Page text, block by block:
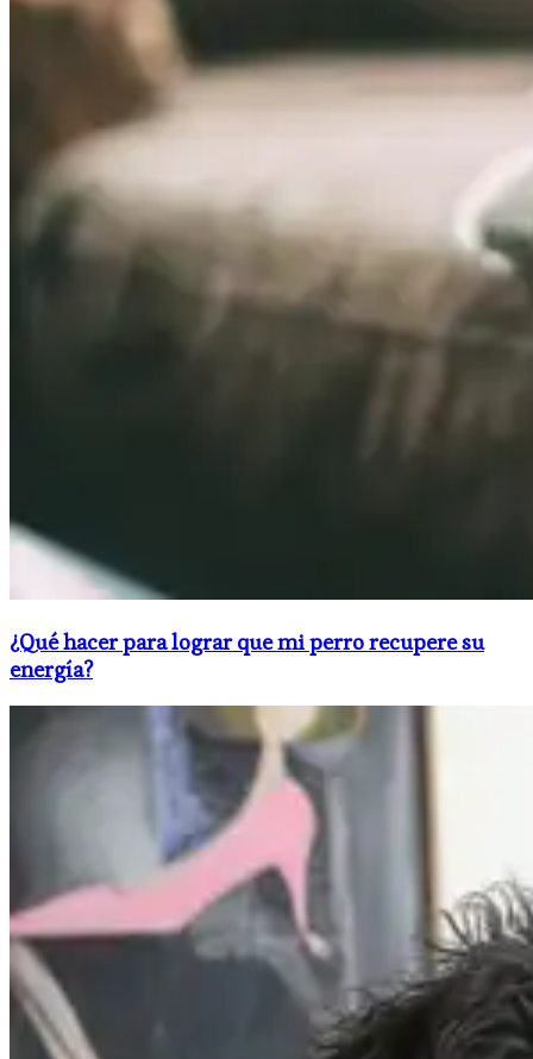
¿Qué hacer para lograr que mi perro recupere su
energía?